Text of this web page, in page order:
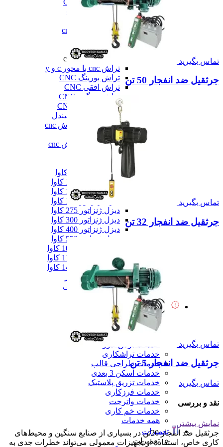
فرز معمولی cnc
فرز میل ترن
فرز مینیاتوری cnc
همه فرز cnc
دستگاه تراش cnc
دستگاه تراش cnc
تراش cnc با محور c و y
تراش بورینگ CNC
تراش افقی CNC
تراش سنگین CNC
تراش عمودی CNC
تراش مولتی اسپیندل
دستگاه طول تراش cnc
سری تراش cnc
همه دستگاه تراش cnc
دیزل ژنراتور
دیزل ژنراتور 62 کاوا
دیزل ژنزاتور 100 کاوا
دیزل ژنراتور 125 کاوا
دیزل ژنراتور 187 کاوا
دیزل ژنزاتور 275 کاوا
دیزل ژنزاتور 300 کاوا
دیزل ژنزاتور 400 کاوا
دیزل ژنزاتور 550 کاوا
دیزل ژنزاتور 1100 کاوا
دیزل ژنزاتور 1400 کاوا
همه دیزل ژنراتور
همه ماشین آلات صنعتی
همه محصولات
خدمات
خدمات
خدمات CNC
خدمات پرینت سه بعدی
خدمات تراشکاری
خدمات طراحی قالب
خدمات اسکن 3 بعدی
خدمات تزریق پلاستیک
خدمات فرزکاری
خدمات واترجت
خدمات خم کاری
همه خدمات
تعمیرات
تعمیرات
تماس بگیرید
جرثقیل ضد انفجار 50 تن
تماس بگیرید
جرثقیل ضد انفجار 32 تن
تماس بگیرید
جرثقیل ضد انفجار 5 تن
تماس بگیرید
نقد و بررسی
نمایش بیشتر
جرثقیل ضد انفجار 20تن در بسیاری از صنایع سنگین و محیط‌های
کاری خاص، استفاده از تجهیزات معمولی می‌تواند خطرات جدی به